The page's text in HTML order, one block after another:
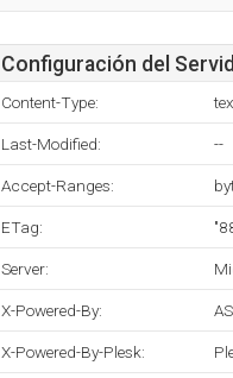
Configuración del
Content-Type:
Last-Modified: --
Accept-Ranges:
ETag:
Server:
X-Powered-By:
X-Powered-By-Plesk: